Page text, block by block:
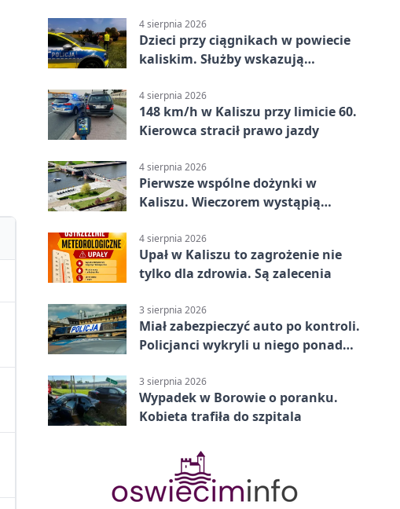
4 sierpnia 2026
Dzieci przy ciągnikach w powiecie
kaliskim. Służby wskazują
4 sierpnia 2026
148 km/h w Kaliszu przy limicie 60.
Kierowca stracił prawo jazdy
4 sierpnia 2026
Pierwsze wspólne dożynki w
Kaliszu. Wieczorem wystąpią
4 sierpnia 2026
Upał w Kaliszu to zagrożenie nie
tylko dla zdrowia. Są zalecenia
3 sierpnia 2026
Miał zabezpieczyć auto po kontroli.
Policjanci wykryli u niego ponad
3 sierpnia 2026
Wypadek w Borowie o poranku.
Kobieta trafiła do szpitala